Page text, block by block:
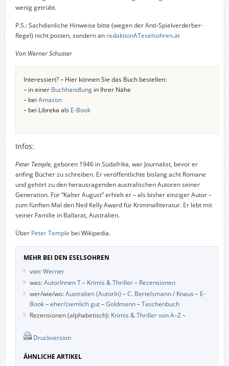
wenig getrübt.
P.S.: Sachdienliche Hinweise bitte (wegen der Anti-Spielverderber-
Regel) nicht posten, sondern an redaktionATeselsohren.at
Von Werner Schuster
Interessiert? – Hier können Sie das Buch bestellen:
– in einer Buchhandlungin Ihrer Nähe
– bei Amazon
– bei Libreka als E-Book
Infos:
Peter Temple, geboren 1946 in Südafrika, war Journalist, bevor er
anfing Bücher zu schreiben. Er veröffentlichte bislang acht Romane
und gehört zu den herausragenden australischen Autoren seiner
Generation. Für “Kalter August” erhielt er – als bisher einziger Autor –
zum fünften Mal den Ned Kelly Award für Kriminalliteratur. Er lebt mit
seiner Familie in Ballarat, Australien.
Über Peter Temple bei Wikipedia.
MEHR BEI DEN ESELSOHREN
von:Werner
was:AutorInnen T– Krimis & Thriller– Rezensionen
wer/wie/wo:Australien (AutorIn) –C. Bertelsmann / Knaus – E-
Book–eher/ziemlich gut–Goldmann–Taschenbuch
Rezensionen (alphabetisch): Krimis & Thriller von A–Z–
Druckversion
ÄHNLICHE ARTIKEL